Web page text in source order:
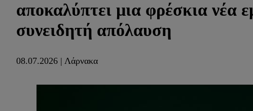
αποκαλύπτει μια φρέσκια νέα
συνειδητή απόλαυση
08.07.2026 | Λάρνακα